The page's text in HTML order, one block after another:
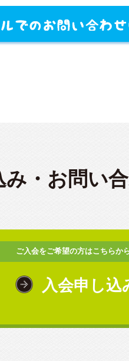
・ お問い
ご入会をご希望の方はこちらか
入会申し込